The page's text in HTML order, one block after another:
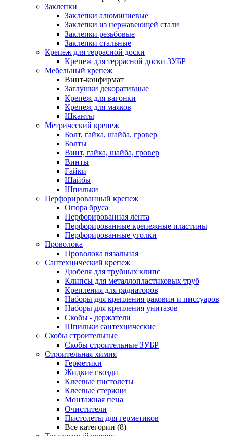
Заклепки
Заклепки алюминиевые
Заклепки из нержавеющей стали
Заклепки резьбовые
Заклепки стальные
Крепеж для террасной доски
Крепеж для террасной доски ЗУБР
Мебельный крепеж
Винт-конфирмат
Заглушки декоративные
Крепеж для вагонки
Крепеж для маяков
Шканты
Метрический крепеж
Болт, гайка, шайба, гровер
Болты
Винт, гайка, шайба, гровер
Винты
Гайки
Шайбы
Шпильки
Перфорированный крепеж
Опора бруса
Перфорированная лента
Перфорированные крепежные пластины
Перфорированные уголки
Проволока
Проволока вязальная
Сантехнический крепеж
Дюбеля для трубных клипс
Клипсы для металлопластиковых труб
Крепления для радиаторов
Наборы для крепления раковин и писсуаров
Наборы для крепления унитазов
Скобы - держатели
Шпильки сантехнические
Скобы строительные
Скобы строительные ЗУБР
Строительная химия
Герметики
Жидкие гвозди
Клеевые пистолеты
Клеевые стержни
Монтажная пена
Очистители
Пистолеты для герметиков
Все категории (8)